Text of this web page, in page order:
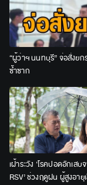
“ผู้ว่าฯ นนทบุรี” จ่อสั่งยก
ซ้ำซาก
เฝ้าระวัง ‘โรคปอดอักเสบ
RSV’ ช่วงฤดูฝน ผู้สูงอายุ